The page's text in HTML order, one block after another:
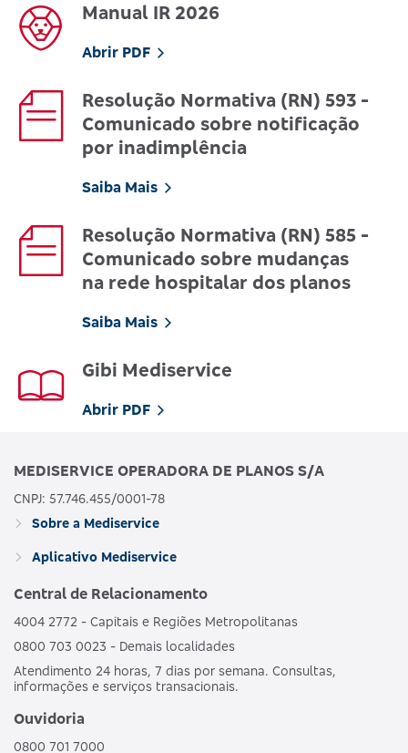
Manual IR 2026
Abrir PDF
Resolução Normativa (RN) 593 -
Comunicado sobre notificação
por inadimplência
Saiba Mais
Resolução Normativa (RN) 585 -
Comunicado sobre mudanças
na rede hospitalar dos planos
Saiba Mais
Gibi Mediservice
Abrir PDF
MEDISERVICE OPERADORA DE PLANOS S/A
CNPJ: 57.746.455/0001-78
Sobre a Mediservice
Aplicativo Mediservice
Central de Relacionamento
4004 2772 - Capitais e Regiões Metropolitanas
0800 703 0023 - Demais localidades
Atendimento 24 horas, 7 dias por semana. Consultas,
informações e serviços transacionais.
Ouvidoria
0800 701 7000